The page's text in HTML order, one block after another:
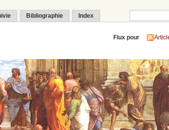
Bibliographie Index
Flux pour